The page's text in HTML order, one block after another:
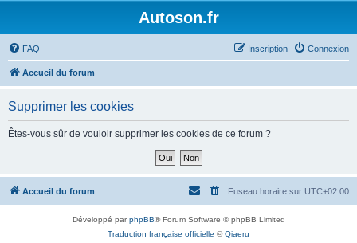
Autoson.fr
FAQ Connexion
Inscription
Accueil du forum
Supprimer les cookies
Êtes-vous sûr de vouloir supprimer les cookies de ce forum ?
Accueil du forum Fuseau horaire sur UTC+02:00
Développé parphpBB® Forum Software © phpBB Limited
Traduction française officielle ©Qiaeru